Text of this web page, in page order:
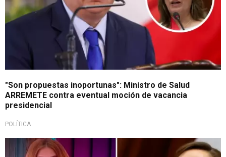
"Son propuestas inoportunas": Ministro de Salud
ARREMETE contra eventual moción de vacancia
presidencial
POLÍTICA
'Da con palo' al Ejecutivo